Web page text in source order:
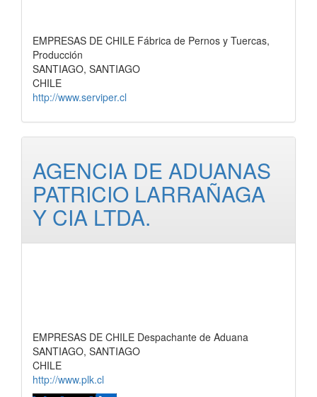
EMPRESAS DE CHILE Fábrica de Pernos y Tuercas,
Producción
SANTIAGO, SANTIAGO
CHILE
http://www.serviper.cl
AGENCIA DE ADUANAS
PATRICIO LARRAÑAGA
Y CIA LTDA.
EMPRESAS DE CHILE Despachante de Aduana
SANTIAGO, SANTIAGO
CHILE
http://www.plk.cl